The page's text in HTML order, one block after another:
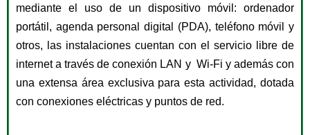
mediante el uso de un dispositivo móvil: ordenador
portátil, agenda personal digital (PDA), teléfono móvil y
otros, las instalaciones cuentan con el servicio libre de
internet a través de conexión LAN y Wi-Fi y además con
una extensa área exclusiva para esta actividad, dotada
con conexiones eléctricas y puntos de red.